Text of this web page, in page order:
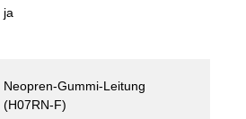
ja
Neopren-Gummi-Leitung
(H07RN-F)